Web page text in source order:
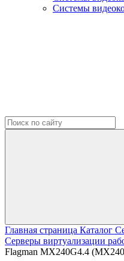
Системы
Главная страница Каталог
Серверы виртуализации
Flagman MX240G4.4